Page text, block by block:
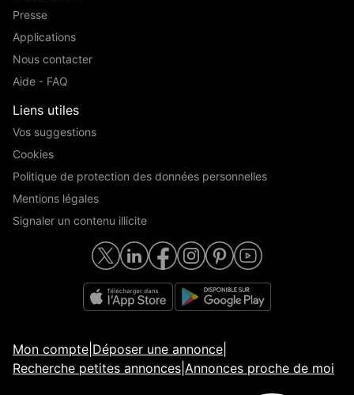
Presse
Applications
Nous contacter
Aide - FAQ
Liens utiles
Vos suggestions
Cookies
Politique de protection des données personnelles
Mentions légales
Signaler un contenu illicite
Mon compte Déposer une annonce
Recherche petites annonces Annonces proche de moi